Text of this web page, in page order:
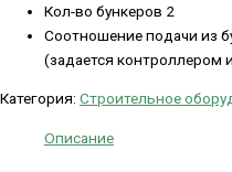
Кол-во бункеров 2
Соотношение подачи из
(задается контроллером
Категория: Строительное
Описание